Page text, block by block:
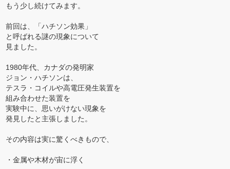
もう少し続けてみます。
前回は、「ハチソン効果」
と呼ばれる謎の現象について
見ました。
1980年代、カナダの発明家
ジョン・ハチソンは、
テスラ・コイルや高電圧発生装置を
組み合わせた装置を
実験中に、思いがけない現象を
発見したと主張しました。
その内容は実に驚くべきもので、
・金属や木材が宙に浮く